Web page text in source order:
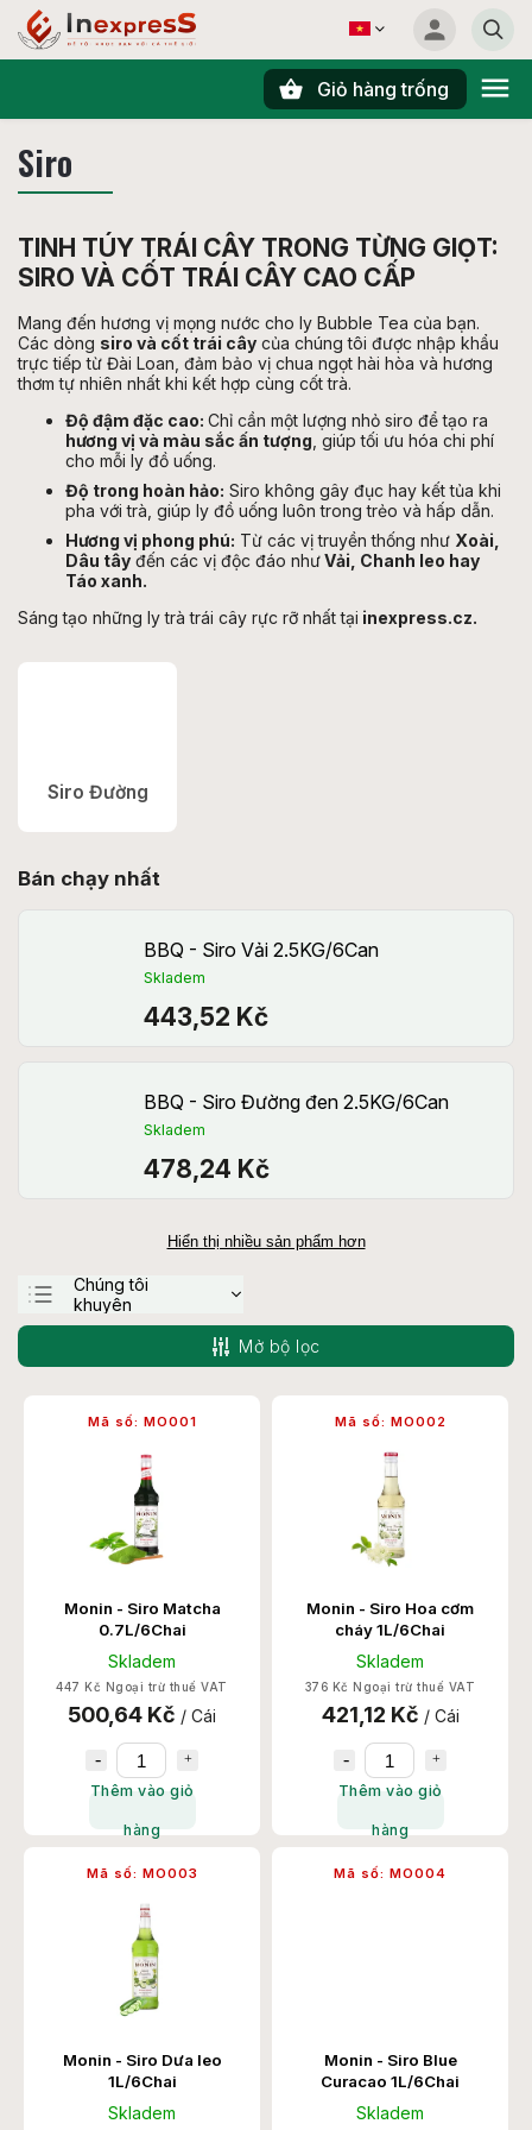
Giỏ hàng trống
Siro
TINH TÚY TRÁI CÂY TRONG TỪNG GIỌT:
SIRO VÀ CỐT TRÁI CÂY CAO CẤP
Mang đến hương vị mọng nước cho ly Bubble Tea của bạn.
Các dòng siro và cốt trái cây của chúng tôi được nhập khẩu
trực tiếp từ Đài Loan, đảm bảo vị chua ngọt hài hòa và hương
thơm tự nhiên nhất khi kết hợp cùng cốt trà.
Độ đậm đặc cao: Chỉ cần một lượng nhỏ siro để tạo ra
hương vị và màu sắc ấn tượng, giúp tối ưu hóa chi phí
cho mỗi ly đồ uống.
Độ trong hoàn hảo: Siro không gây đục hay kết tủa khi
pha với trà, giúp ly đồ uống luôn trong trẻo và hấp dẫn.
Hương vị phong phú: Từ các vị truyền thống như Xoài,
Dâu tây đến các vị độc đáo nhưVải, Chanh leo hay
Táo xanh.
Sáng tạo những ly trà trái cây rực rỡ nhất tại inexpress.cz.
Siro Đường
Bán chạy nhất
BBQ - Siro Vải 2.5KG/6Can
Skladem
443,52 Kč
BBQ - Siro Đường đen 2.5KG/6Can
Skladem
478,24 Kč
Hiển thị nhiều sản phẩm hơn
Chúng tôi
khuyên
Đắt nhất
Bán chạy nhất
Mở bộ lọc
Monin - Siro Matcha
0.7L/6Chai
Skladem
447 Kč Ngoại trừ thuế VAT
500,64 Kč / Cái
Thêm vào giỏ
hàng
Mã số: MO001
Monin - Siro Hoa cơm
cháy 1L/6Chai
Skladem
376 Kč Ngoại trừ thuế VAT
421,12 Kč / Cái
Thêm vào giỏ
hàng
Mã số: MO002
Monin - Siro Dưa leo
1L/6Chai
Skladem
Mã số: MO003
Monin - Siro Blue
Curacao 1L/6Chai
Skladem
Mã số: MO004